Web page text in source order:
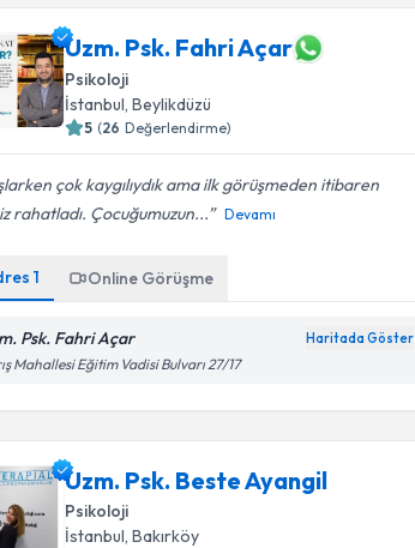
Uzm. Psk. Fahri Açar
Psikoloji
İstanbul , Beylikdüzü
5 (26 Değerlendirme)
çok kaygılıydık ama ilk görüşmeden itibaren
rahatladı. Çocuğumuzun...
Devamı
1 Online Görüşme
Psk. Fahri Açar Haritada Göster
Mahallesi Eğitim Vadisi Bulvarı 27/17
Uzm. Psk. Beste Ayangil
Psikoloji
İstanbul, Bakırköy